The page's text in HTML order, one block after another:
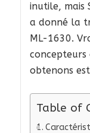
inutile, mais
a donné la
ML-1630.
concepteurs
obtenons
Table of